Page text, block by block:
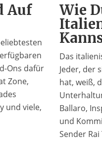
Auf
Ons dafür
Zone,
und viele,
Wie
Das
Jeder, der
hat, weiß,
Ballaro,
und
Sender Rai